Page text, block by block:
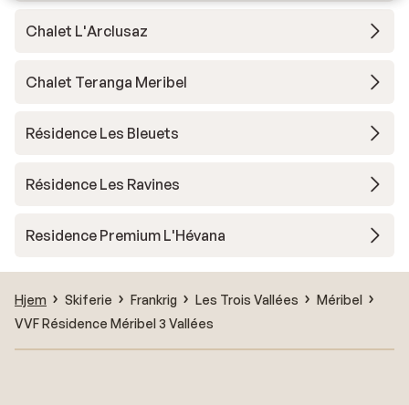
Chalet L'Arclusaz
Chalet Teranga Meribel
Résidence Les Bleuets
Résidence Les Ravines
Residence Premium L'Hévana
Hjem Skiferie Frankrig Les Trois Vallées
Méribel
VVF Résidence Méribel 3 Vallées